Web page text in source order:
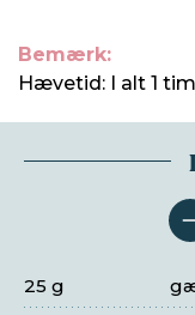
Bemærk:
Hævetid: I alt 1
25 g